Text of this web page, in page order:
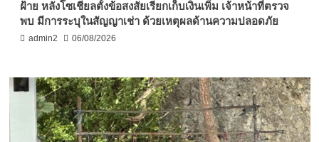
ฝ้าย หลังโซเชียลตั้งข้อสงสัยเรียกเก็บเงินเพิ่ม เจ้าหน้าที่ตรวจ
พบ มีการระบุในสัญญาเช่า ด้วยเหตุผลด้านความปลอดภัย
admin2 06/08/2026